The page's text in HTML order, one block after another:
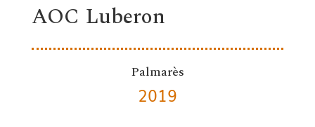
AOC Luberon
Palmarès
2019